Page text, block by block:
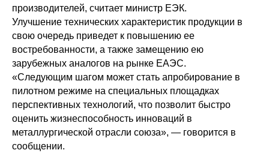
производителей, считает министр ЕЭК.
Улучшение технических характеристик продукции в
свою очередь приведет к повышению ее
востребованности, а также замещению ею
зарубежных аналогов на рынке ЕАЭС.
«Следующим шагом может стать апробирование в
пилотном режиме на специальных площадках
перспективных технологий, что позволит быстро
оценить жизнеспособность инноваций в
металлургической отрасли союза», — говорится в
сообщении.